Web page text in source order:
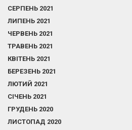
СЕРПЕНЬ 2021
ЛИПЕНЬ 2021
ЧЕРВЕНЬ 2021
ТРАВЕНЬ 2021
КВІТЕНЬ 2021
БЕРЕЗЕНЬ 2021
ЛЮТИЙ 2021
СІЧЕНЬ 2021
ГРУДЕНЬ 2020
ЛИСТОПАД 2020